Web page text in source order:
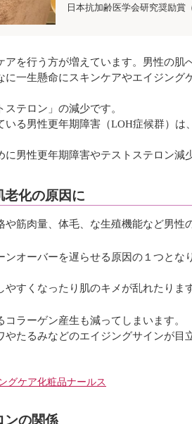
日本抗加齢医学会研究奨励賞
を行う方が増えています。男性の肌
一生懸命にスキンケアやエイジン
テロン」の減少です。
る男性更年期障害（LOH症候群）
男性更年期障害やテストステロン減
老化の原因に
筋肉量、体毛、な生殖機能など男性
オーバーを遅らせる原因の１つと
すくなったり肌のキメが乱れたります
ラーゲン産生も減ってしまいます。
たるみなどのエイジングサインが目
グケア化粧品ナールス
ンの関係